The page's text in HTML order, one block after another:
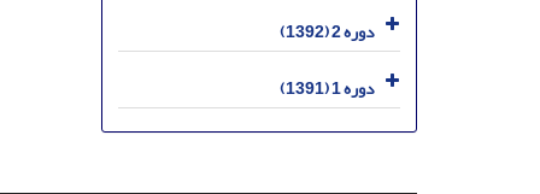
دوره 2 (1392)
دوره 1 (1391)